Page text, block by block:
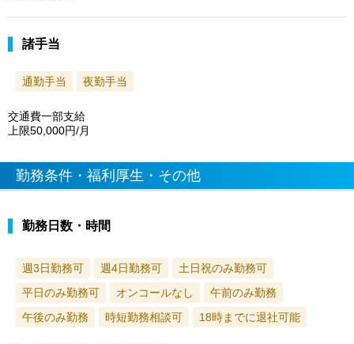
諸手当
通勤手当 夜勤手当
交通費一部支給
上限50,000円/月
勤務条件・福利厚生・その他
勤務日数・時間
週3日勤務可 週4日勤務可
土日祝のみ勤務可
平日のみ勤務可
オンコールなし
午前のみ勤務
午後のみ勤務
時短勤務相談可 18時までに退社可能